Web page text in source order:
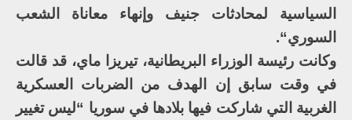
السياسية لمحادثات جنيف وإنهاء معاناة الشعب
السوري“.
وكانت رئيسة الوزراء البريطانية، تيريزا ماي، قد قالت
في وقت سابق إن الهدف من الضربات العسكرية
الغربية التي شاركت فيها بلادها في سوريا “ليس تغيير